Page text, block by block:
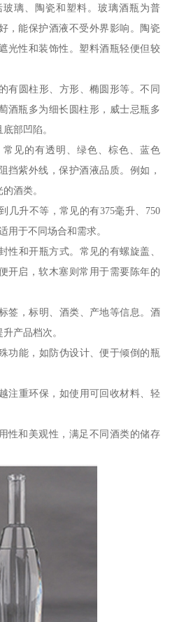
璃、陶瓷和塑料。玻璃酒瓶为普
，能保护酒液不受外界影响。陶瓷
光性和装饰性。塑料酒瓶轻便但较
有圆柱形、方形、椭圆形等。不同
酒瓶多为细长圆柱形，威士忌瓶多
部凹陷。
见的有透明、绿色、棕色、蓝色
挡紫外线，保护酒液品质。例如，
酒类。
几升不等，常见的有375毫升、750
用于不同场合和需求。
性和开瓶方式。常见的有螺旋盖、
开启，软木塞则常用于需要陈年的
签，标明、酒类、产地等信息。酒
产品档次。
功能，如防伪设计、便于倾倒的瓶
注重环保，如使用可回收材料、轻
性和美观性，满足不同酒类的储存